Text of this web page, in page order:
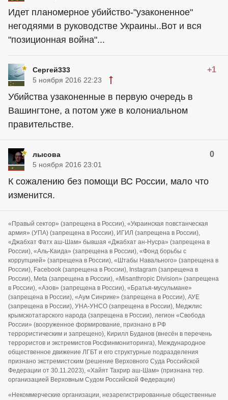
Идет планомерное убийство-"узаконенное"
негодяями в руководстве Украины..Вот и вся
"позиционная война"...
Сергей333 +1
5 ноября 2016 22:23
Убийства узаконенные в первую очередь в
Вашингтоне, а потом уже в колониальном
правительстве.
лысова 0
5 ноября 2016 23:01
К сожалению без помощи ВС России, мало что
изменится.
«Правый сектор» (запрещена в России), «Украинская повстанческая
армия» (УПА) (запрещена в России), ИГИЛ (запрещена в России),
«Джабхат Фатх аш-Шам» бывшая «Джабхат ан-Нусра» (запрещена в
России), «Аль-Каида» (запрещена в России), «Фонд борьбы с
коррупцией» (запрещена в России), «Штабы Навального» (запрещена в
России), Facebook (запрещена в России), Instagram (запрещена в
России), Meta (запрещена в России), «Misanthropic Division» (запрещена
в России), «Азов» (запрещена в России), «Братья-мусульмане»
(запрещена в России), «Аум Синрике» (запрещена в России), АУЕ
(запрещена в России), УНА-УНСО (запрещена в России), Меджлис
крымскотатарского народа (запрещена в России), легион «Свобода
России» (вооруженное формирование, признано в РФ
террористическим и запрещено), Кирилл Буданов (внесён в перечень
террористов и экстремистов Росфинмониторинга), Международное
общественное движение ЛГБТ и его структурные подразделения
признано экстремистским (решение Верховного Суда Российской
Федерации от 30.11.2023), «Хайят Тахрир аш-Шам» (признана тер.
организацией Верховным Судом Российской Федерации)
«Некоммерческие организации, незарегистрированные общественные